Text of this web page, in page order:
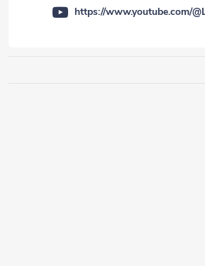
https://www.youtube.com/